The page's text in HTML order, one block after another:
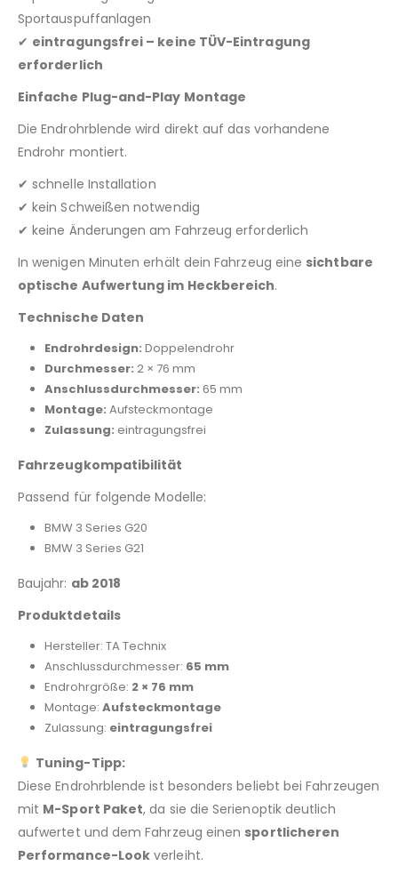
Sportauspuffanlagen
✔ eintragungsfrei – keine TÜV-Eintragung
erforderlich
Einfache Plug-and-Play Montage
Die Endrohrblende wird direkt auf das vorhandene
Endrohr montiert.
✔ schnelle Installation
✔ kein Schweißen notwendig
✔ keine Änderungen am Fahrzeug erforderlich
In wenigen Minuten erhält dein Fahrzeug eine sichtbare
optische Aufwertung im Heckbereich.
Technische Daten
Endrohrdesign: Doppelendrohr
Durchmesser: 2 × 76 mm
Anschlussdurchmesser: 65 mm
Montage: Aufsteckmontage
Zulassung: eintragungsfrei
Fahrzeugkompatibilität
Passend für folgende Modelle:
BMW 3 Series G20
BMW 3 Series G21
Baujahr: ab 2018
Produktdetails
Hersteller: TA Technix
Anschlussdurchmesser: 65 mm
Endrohrgröße: 2 × 76 mm
Montage: Aufsteckmontage
Zulassung: eintragungsfrei
Tuning-Tipp:
Diese Endrohrblende ist besonders beliebt bei Fahrzeugen
mit M-Sport Paket, da sie die Serienoptik deutlich
aufwertet und dem Fahrzeug einen sportlicheren
Performance-Look verleiht.